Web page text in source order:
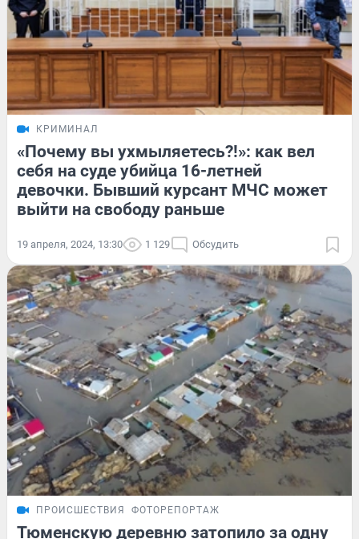
КРИМИНАЛ
«Почему вы ухмыляетесь?!»: как вел
себя на суде убийца 16-летней
девочки. Бывший курсант МЧС может
выйти на свободу раньше
19 апреля, 2024, 13:30 1 129 Обсудить
ПРОИСШЕСТВИЯ ФОТОРЕПОРТАЖ
Тюменскую деревню затопило за одну